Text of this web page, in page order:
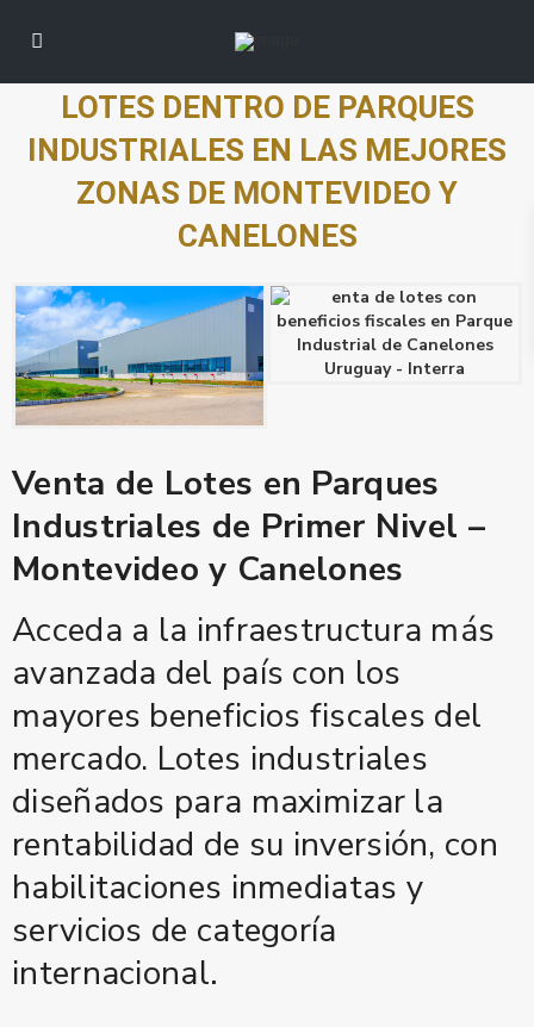
LOTES DENTRO DE PARQUES
INDUSTRIALES EN LAS MEJORES
ZONAS DE MONTEVIDEO Y
CANELONES
Venta de Lotes en Parques
Industriales de Primer Nivel –
Montevideo y Canelones
Acceda a la infraestructura más
avanzada del país con los
mayores beneficios fiscales del
mercado. Lotes industriales
diseñados para maximizar la
rentabilidad de su inversión, con
habilitaciones inmediatas y
servicios de categoría
internacional.